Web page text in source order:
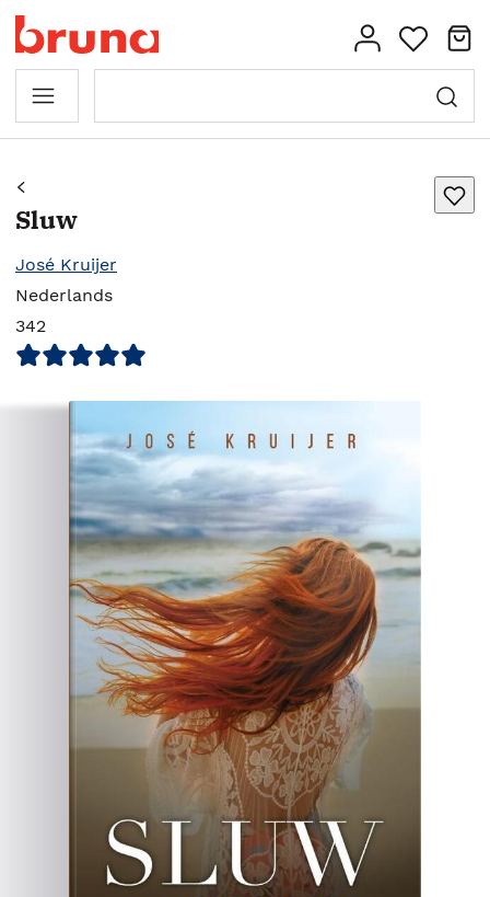
Sluw
José Kruijer
Nederlands
342